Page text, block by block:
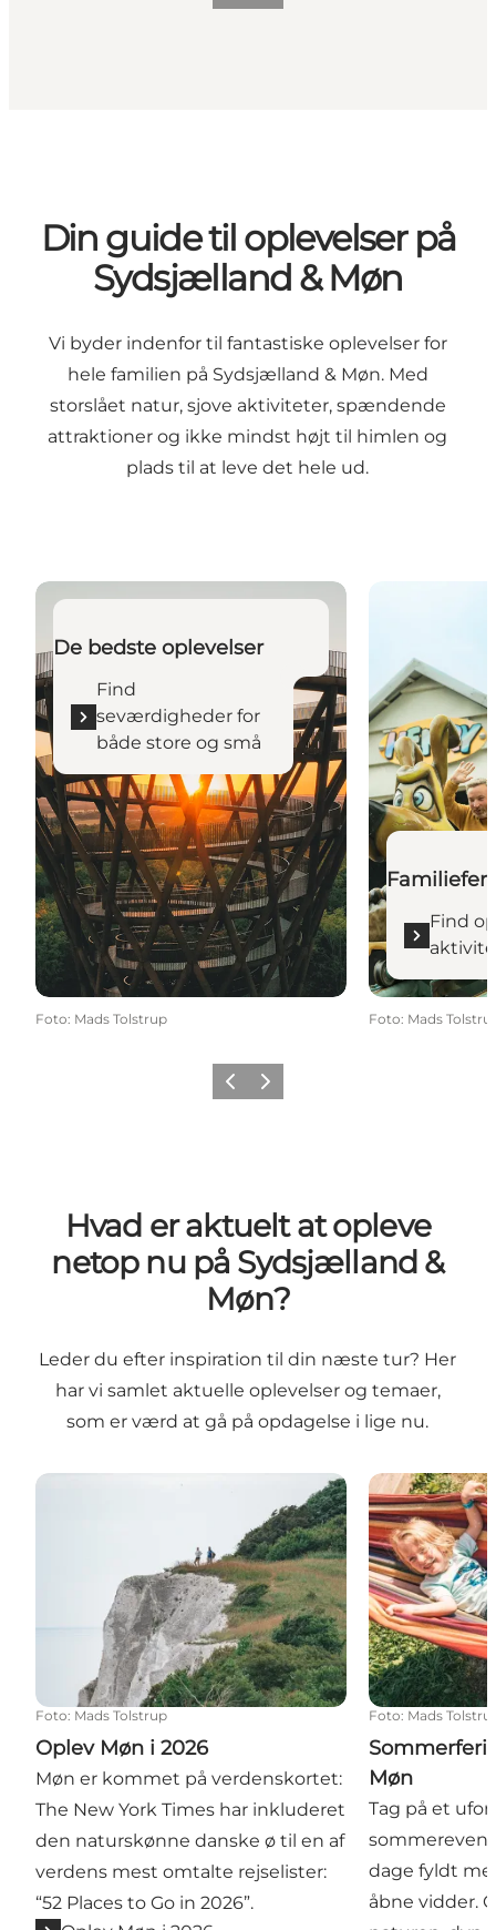
Din guide til oplevelser på
Sydsjælland & Møn
Vi byder indenfor til fantastiske oplevelser for
hele familien på Sydsjælland & Møn. Med
storslået natur, sjove aktiviteter, spændende
attraktioner og ikke mindst højt til himlen og
plads til at leve det hele ud.
Find seværdigheder for både store og små
De bedste oplevelser
Find
seværdigheder for
både store og små
Foto: Mads Tolstrup
Find
Foto: Mads
ForrigeNæste
Hvad er aktuelt at opleve
netop nu på Sydsjælland &
Møn?
Leder du efter inspiration til din næste tur? Her
har vi samlet aktuelle oplevelser og temaer,
som er værd at gå på opdagelse i lige nu.
Oplev Møn i 2026
Foto: Mads Tolstrup
Oplev Møn i 2026
Møn er kommet på verdenskortet:
The New York Times har inkluderet
den naturskønne danske ø til en af
verdens mest omtalte rejselister:
“52 Places to Go in 2026”.
Sommerferie
Foto: Mads
Møn
Tag på et
dage fyldt
åbne vidder.